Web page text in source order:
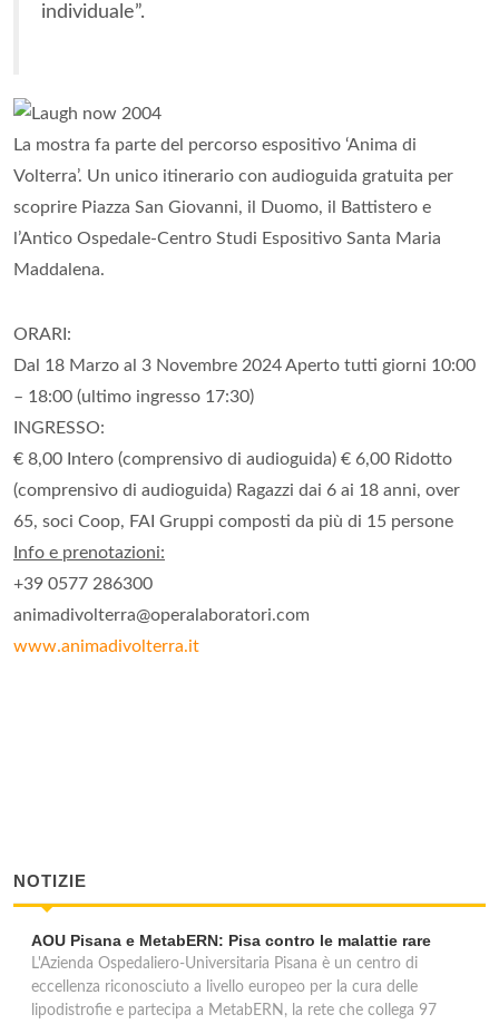
individuale”.
La mostra fa parte del percorso espositivo ‘Anima di
Volterra’. Un unico itinerario con audioguida gratuita per
scoprire Piazza San Giovanni, il Duomo, il Battistero e
l’Antico Ospedale-Centro Studi Espositivo Santa Maria
Maddalena.
ORARI:
Dal 18 Marzo al 3 Novembre 2024 Aperto tutti giorni 10:00
– 18:00 (ultimo ingresso 17:30)
INGRESSO:
€ 8,00 Intero (comprensivo di audioguida) € 6,00 Ridotto
(comprensivo di audioguida) Ragazzi dai 6 ai 18 anni, over
65, soci Coop, FAI Gruppi composti da più di 15 persone
Info e prenotazioni:
+39 0577 286300
animadivolterra@operalaboratori.com
www.animadivolterra.it
NOTIZIE
AOU Pisana e MetabERN: Pisa contro le malattie rare
L'Azienda Ospedaliero-Universitaria Pisana è un centro di
eccellenza riconosciuto a livello europeo per la cura delle
lipodistrofie e partecipa a MetabERN, la rete che collega 97